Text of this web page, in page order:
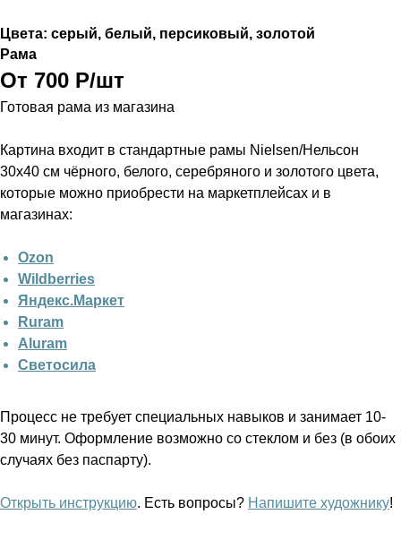
Цвета: серый, белый, персиковый, золотой
Рама
От 700 Р/шт
Готовая рама из магазина
Картина входит в стандартные рамы Nielsen/Нельсон
30х40 см чёрного, белого, серебряного и золотого цвета,
которые можно приобрести на маркетплейсах и в
магазинах:
Ozon
Wildberries
Яндекс.Маркет
Ruram
Aluram
Светосила
Процесс не требует специальных навыков и занимает 10-
30 минут. Оформление возможно со стеклом и без (в обоих
случаях без паспарту).
Открыть инструкцию. Есть вопросы? Напишите художнику!